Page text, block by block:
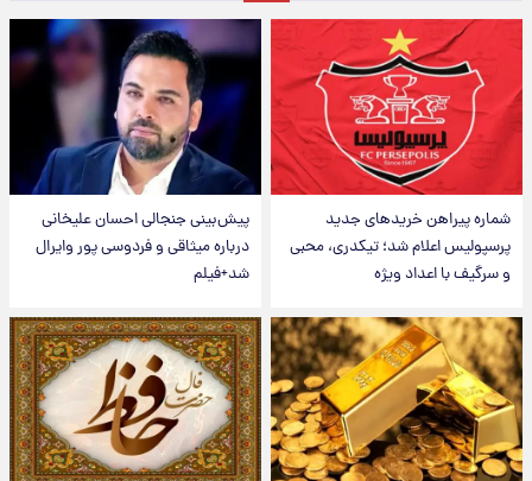
شماره پیراهن خریدهای جدید
پرسپولیس اعلام شد؛ تیکدری، محبی
و سرگیف با اعداد ویژه
پیش‌بینی جنجالی احسان علیخانی
درباره میثاقی و فردوسی پور وایرال
شد+فیلم